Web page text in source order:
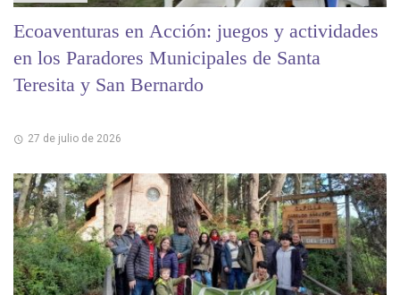
Ecoaventuras en Acción: juegos y actividades
en los Paradores Municipales de Santa
Teresita y San Bernardo
27 de julio de 2026